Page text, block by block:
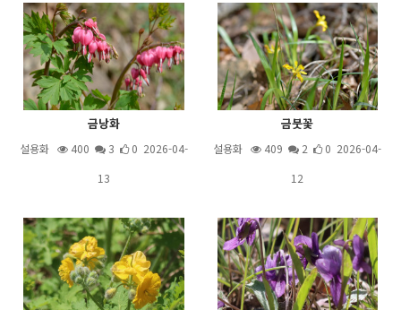
금낭화
설용화 400 3
0 2026-04-
13
금붓꽃
설용화 409 2
0 2026-04-
12